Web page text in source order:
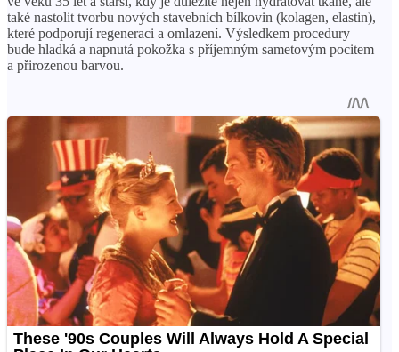
také nastolit tvorbu nových stavebních bílkovin (kolagen, elastin),
které podporují regeneraci a omlazení. Výsledkem procedury
bude hladká a napnutá pokožka s příjemným sametovým pocitem
a přirozenou barvou.